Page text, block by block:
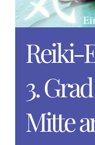
Reiki-
3.
Mitte